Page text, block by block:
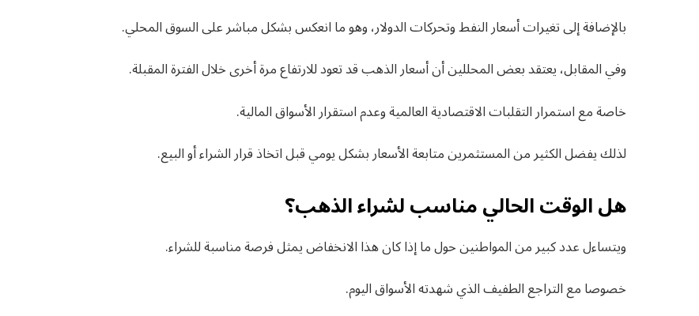
بالإضافة إلى تغيرات أسعار النفط وتحركات الدولار، وهو ما انعكس بشكل مباشر على السوق المحلي.
وفي المقابل، يعتقد بعض المحللين أن أسعار الذهب قد تعود للارتفاع مرة أخرى خلال الفترة المقبلة.
خاصة مع استمرار التقلبات الاقتصادية العالمية وعدم استقرار الأسواق المالية.
لذلك يفضل الكثير من المستثمرين متابعة الأسعار بشكل يومي قبل اتخاذ قرار الشراء أو البيع.
هل الوقت الحالي مناسب لشراء الذهب؟
ويتساءل عدد كبير من المواطنين حول ما إذا كان هذا الانخفاض يمثل فرصة مناسبة للشراء.
خصوصا مع التراجع الطفيف الذي شهدته الأسواق اليوم.